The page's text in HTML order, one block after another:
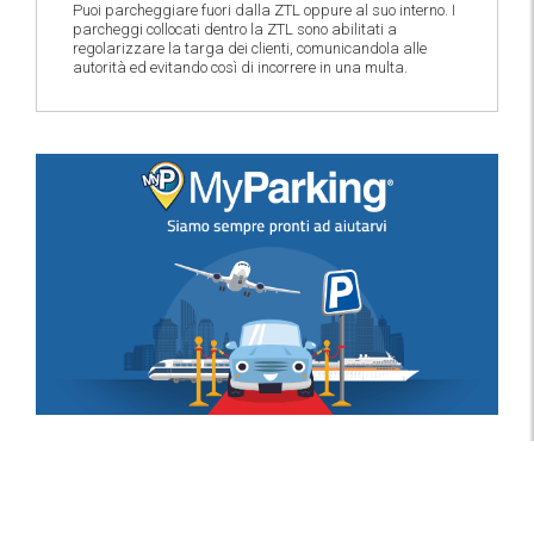
Puoi parcheggiare fuori dalla ZTL oppure al suo interno. I
parcheggi collocati dentro la ZTL sono abilitati a
regolarizzare la targa dei clienti, comunicandola alle
autorità ed evitando così di incorrere in una multa.